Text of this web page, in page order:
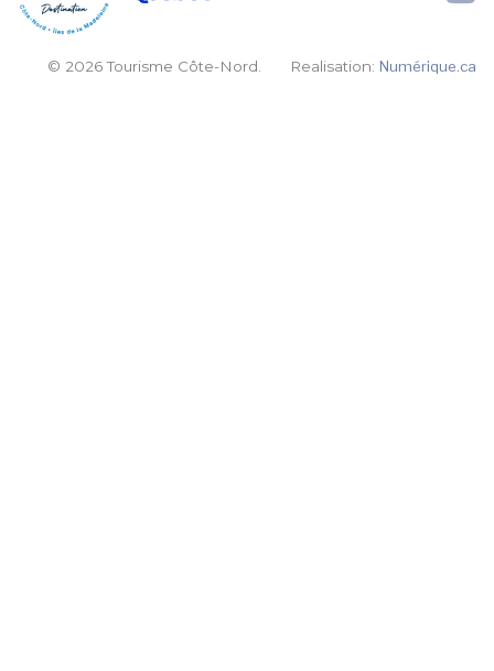
© 2026 Tourisme Côte-Nord. Realisation:Numérique.ca